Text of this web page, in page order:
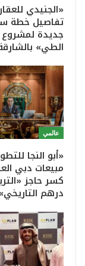
«الجنيدي
تفاصيل خطة
جديدة
الطي»
عالمي
«أبو النجا
مبيعات دبي
كسر حاجز
درهم